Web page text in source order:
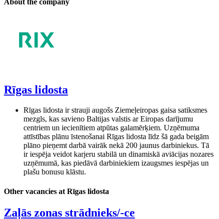
About the company
Rīgas lidosta
Rīgas lidosta ir strauji augošs Ziemeļeiropas gaisa satiksmes
mezgls, kas savieno Baltijas valstis ar Eiropas darījumu
centriem un iecienītiem atpūtas galamērķiem. Uzņēmuma
attīstības plānu īstenošanai Rīgas lidosta līdz šā gada beigām
plāno pieņemt darbā vairāk nekā 200 jaunus darbiniekus. Tā
ir iespēja veidot karjeru stabilā un dinamiskā aviācijas nozares
uzņēmumā, kas piedāvā darbiniekiem izaugsmes iespējas un
plašu bonusu klāstu.
Other vacancies at Rīgas lidosta
Zaļās zonas strādnieks/-ce